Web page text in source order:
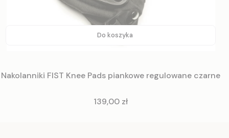
Do koszyka
Nakolanniki FIST Knee Pads piankowe regulowane czarne
Cena
139,00 zł